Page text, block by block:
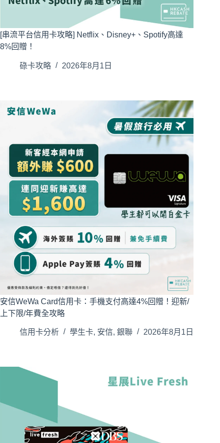
[串流平台信用卡攻略] Netflix、Disney+、Spotify高達
8%回贈！
碌卡攻略 2026年8月1日
安信WeWa Card信用卡：手機支付高達4%回贈！迎新/
上下限/年費全攻略
信用卡分析 學生卡, 安信, 銀聯 2026年8月1日